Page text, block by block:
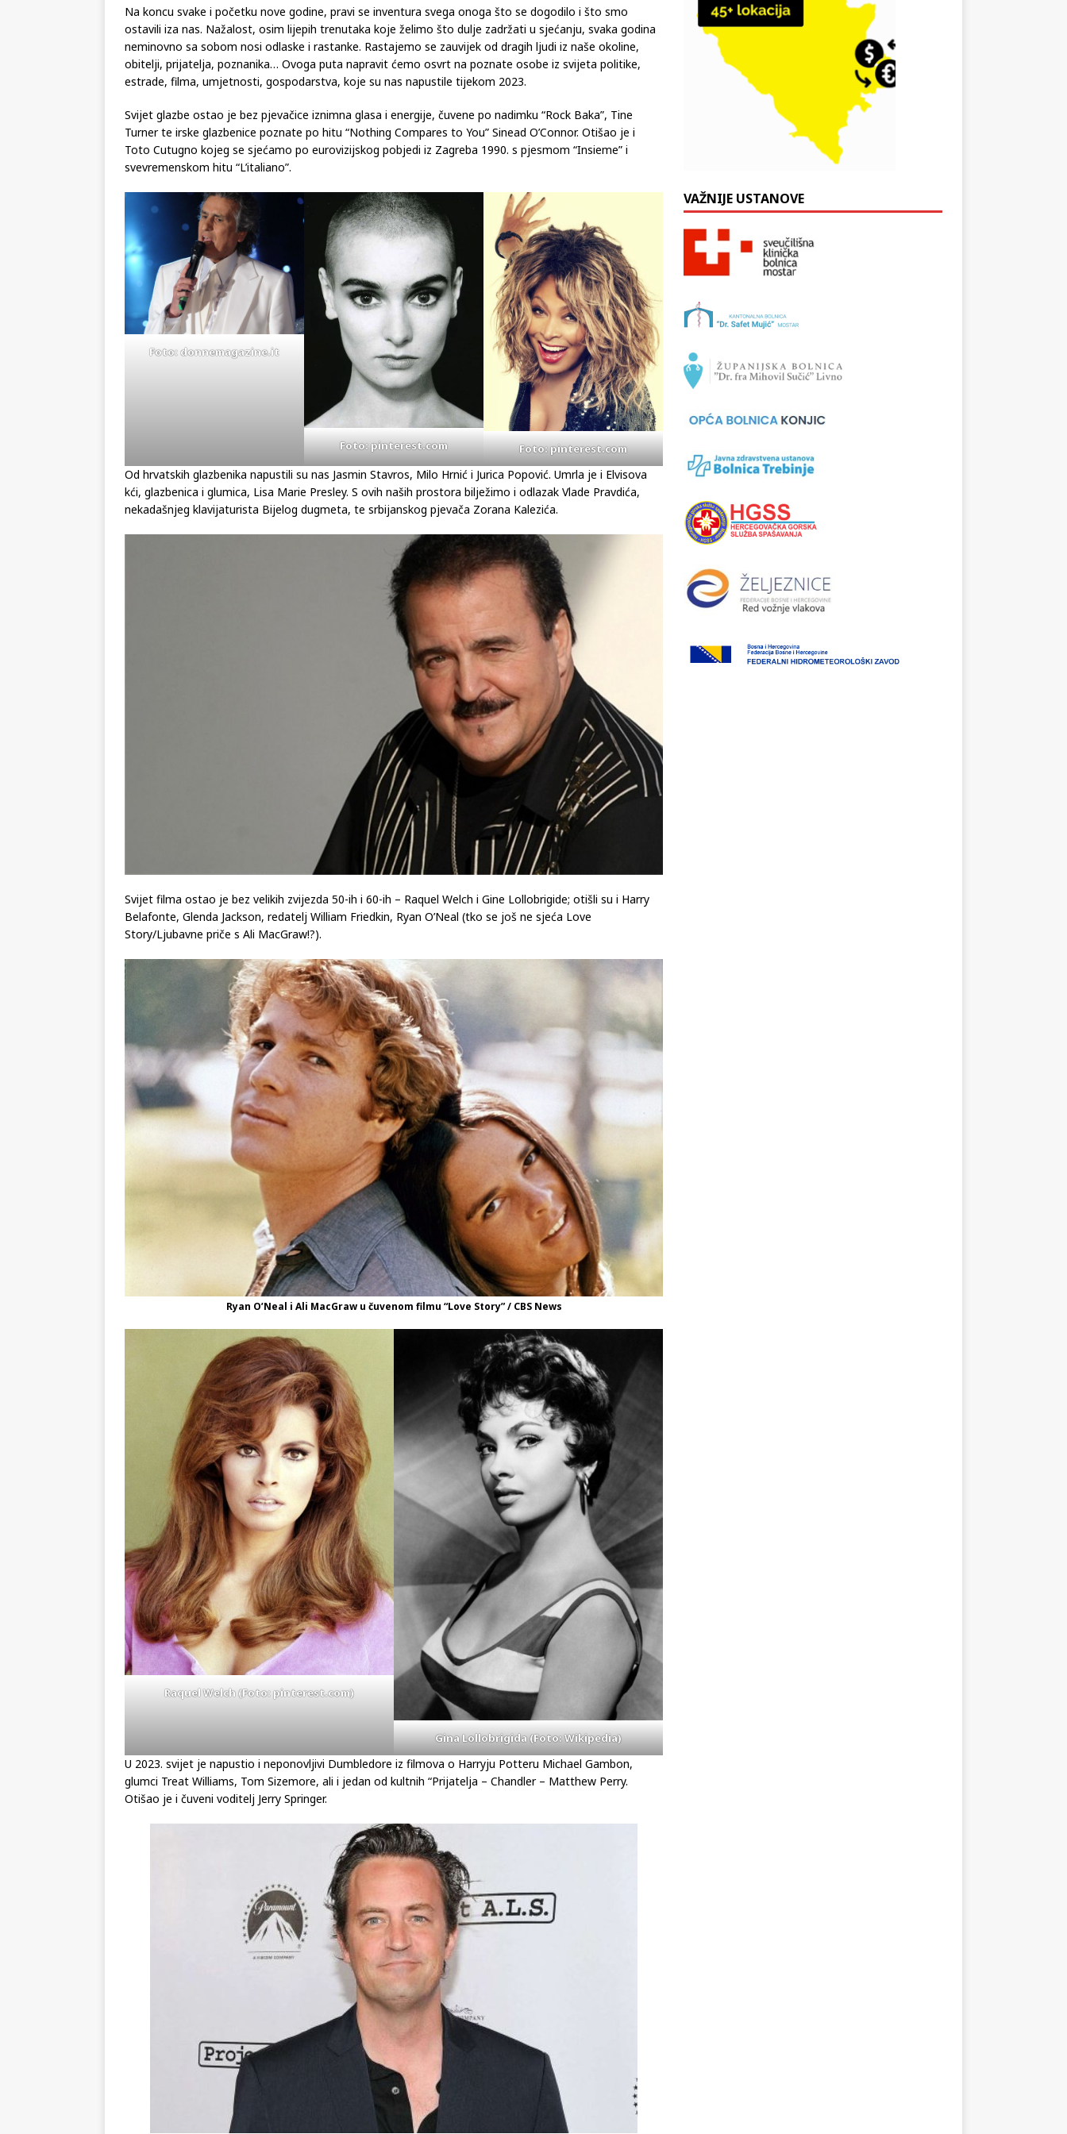
Na koncu svake i početku nove godine, pravi se inventura svega onoga što se dogodilo i što smo
ostavili iza nas. Nažalost, osim lijepih trenutaka koje želimo što dulje zadržati u sjećanju, svaka godina
neminovno sa sobom nosi odlaske i rastanke. Rastajemo se zauvijek od dragih ljudi iz naše okoline,
obitelji, prijatelja, poznanika… Ovoga puta napravit ćemo osvrt na poznate osobe iz svijeta politike,
estrade, filma, umjetnosti, gospodarstva, koje su nas napustile tijekom 2023.
Svijet glazbe ostao je bez pjevačice iznimna glasa i energije, čuvene po nadimku “Rock Baka”, Tine
Turner te irske glazbenice poznate po hitu “Nothing Compares to You” Sinead O’Connor. Otišao je i
Toto Cutugno kojeg se sjećamo po eurovizijskog pobjedi iz Zagreba 1990. s pjesmom “Insieme” i
svevremenskom hitu “L’italiano”.
Foto: donnemagazine.it
Foto: pinterest.com Foto: pinterest.com
Od hrvatskih glazbenika napustili su nas Jasmin Stavros, Milo Hrnić i Jurica Popović. Umrla je i Elvisova
kći, glazbenica i glumica, Lisa Marie Presley. S ovih naših prostora bilježimo i odlazak Vlade Pravdića,
nekadašnjeg klavijaturista Bijelog dugmeta, te srbijanskog pjevača Zorana Kalezića.
Svijet filma ostao je bez velikih zvijezda 50-ih i 60-ih – Raquel Welch i Gine Lollobrigide; otišli su i Harry
Belafonte, Glenda Jackson, redatelj William Friedkin, Ryan O’Neal (tko se još ne sjeća Love
Story/Ljubavne priče s Ali MacGraw!?).
Ryan O’Neal i Ali MacGraw u čuvenom filmu “Love Story” / CBS News
Raquel Welch (Foto: pinterest.com)
Gina Lollobrigida (Foto: Wikipedia)
U 2023. svijet je napustio i neponovljivi Dumbledore iz filmova o Harryju Potteru Michael Gambon,
glumci Treat Williams, Tom Sizemore, ali i jedan od kultnih “Prijatelja – Chandler – Matthew Perry.
Otišao je i čuveni voditelj Jerry Springer.
VAŽNIJE USTANOVE